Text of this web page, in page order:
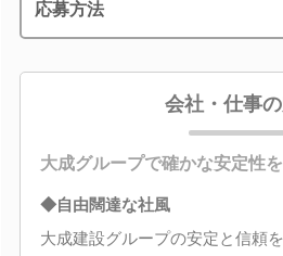
応募方法
会社・仕事
大成グループで確かな安定性
◆自由闊達な社風
大成建設グループの安定と信頼